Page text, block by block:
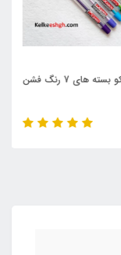
خودکار کنکو بسته های 7 رنگ فشن